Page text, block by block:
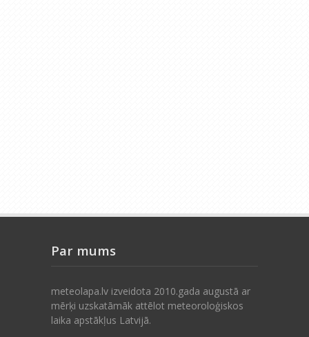
Par mums
meteolapa.lv izveidota 2010.gada augustā ar
mērķi uzskatāmāk attēlot meteoroloģiskos
laika apstākļus Latvijā.